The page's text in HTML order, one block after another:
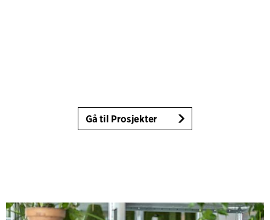
Gå til Prosjekter